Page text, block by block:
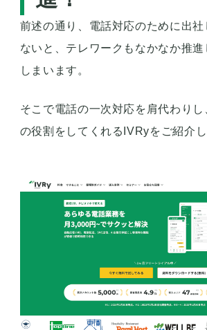
前述の通り、電話対応のために出社
ないと、テレワークもなかなか推進
しまいます。
そこで電話の一次対応を肩代わり
の役割をしてくれるIVRyをご紹介し